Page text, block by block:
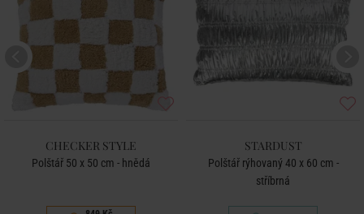
CHECKER STYLE
Polštář 50 x 50 cm - hnědá
STARDUST
Polštář rýhovaný 40 x 60 cm -
stříbrná